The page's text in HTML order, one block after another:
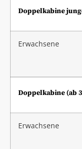
Doppelkabine
Erwachsene
Doppelkabine (ab
Erwachsene